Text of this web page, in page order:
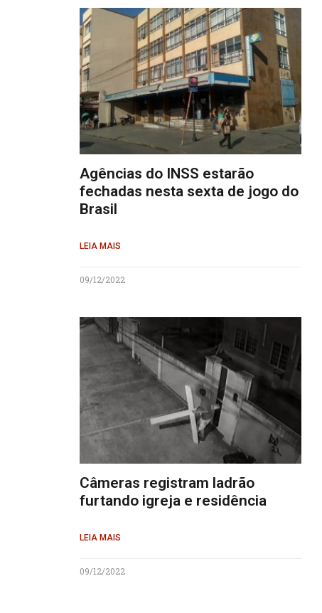
Agências do INSS estarão
fechadas nesta sexta de jogo do
Brasil
LEIA MAIS
09/12/2022
Câmeras registram ladrão
furtando igreja e residência
LEIA MAIS
09/12/2022